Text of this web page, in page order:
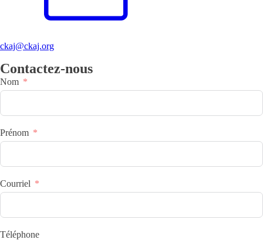
ckaj@ckaj.org
Contactez-nous
Nom
Prénom
Courriel
Téléphone